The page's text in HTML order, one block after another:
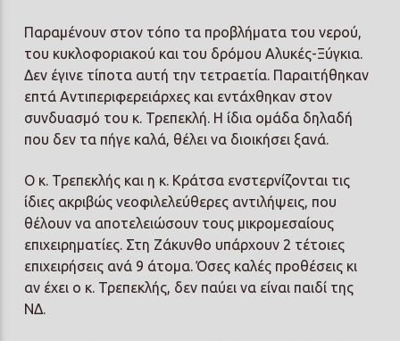
Παραμένουν στον τόπο τα προβλήματα του νερού,
του κυκλοφοριακού και του δρόμου Αλυκές-Ξύγκια.
Δεν έγινε τίποτα αυτή την τετραετία. Παραιτήθηκαν
επτά Αντιπεριφερειάρχες και εντάχθηκαν στον
συνδυασμό του κ. Τρεπεκλή. Η ίδια ομάδα δηλαδή
που δεν τα πήγε καλά, θέλει να διοικήσει ξανά.
Ο κ. Τρεπεκλής και η κ. Κράτσα ενστερνίζονται τις
ίδιες ακριβώς νεοφιλελεύθερες αντιλήψεις, που
θέλουν να αποτελειώσουν τους μικρομεσαίους
επιχειρηματίες. Στη Ζάκυνθο υπάρχουν 2 τέτοιες
επιχειρήσεις ανά 9 άτομα. Όσες καλές προθέσεις κι
αν έχει ο κ. Τρεπεκλής, δεν παύει να είναι παιδί της
ΝΔ.